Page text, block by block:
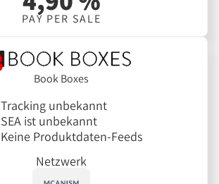
PAY PER SALE
Book Boxes
Tracking unbekannt
SEA ist unbekannt
Keine Produktdaten-Feeds
Netzwerk